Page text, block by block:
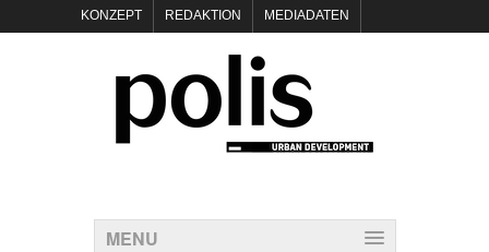
KONZEPT REDAKTION MEDIADATEN
POLIS KEYNOTES
KONTAKT DATENSCHUTZ IMPRESSUM
MENU